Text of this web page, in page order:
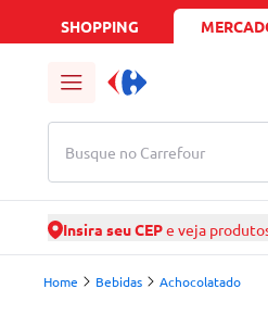
SHOPPING
Busque no Carrefour
Insira seu CEPe veja
Home Bebidas Achocolatado